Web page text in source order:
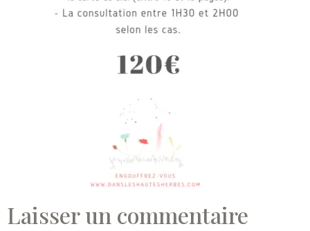
Laisser un commentaire